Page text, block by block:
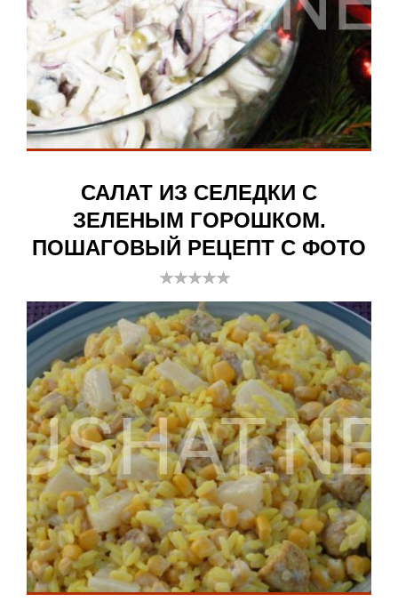
САЛАТ ИЗ СЕЛЕДКИ С
ЗЕЛЕНЫМ ГОРОШКОМ.
ПОШАГОВЫЙ РЕЦЕПТ С ФОТО